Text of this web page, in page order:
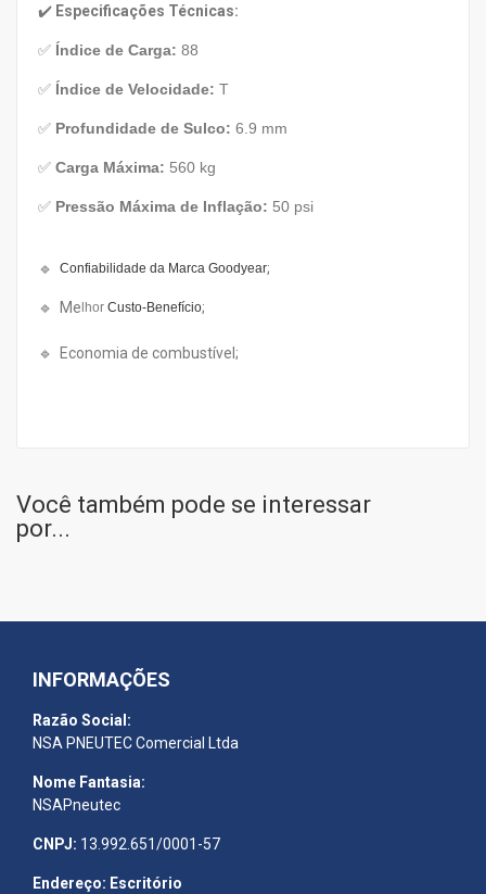
✔️ Especificações Técnicas:
✅ Índice de Carga: 88
✅ Índice de Velocidade: T
✅ Profundidade de Sulco: 6.9 mm
✅ Carga Máxima: 560 kg
✅ Pressão Máxima de Inflação: 50 psi
🔹 Confiabilidade da Marca Goodyear;
🔹 Melhor Custo-Benefício;
🔹 Economia de combustível;
Você também pode se interessar
por...
INFORMAÇÕES
Razão Social:
NSA PNEUTEC Comercial Ltda
Nome Fantasia:
NSAPneutec
CNPJ: 13.992.651/0001-57
Endereço: Escritório